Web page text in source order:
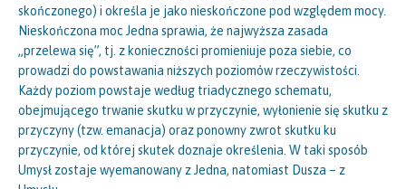
skończonego) i określa je jako nieskończone pod względem mocy.
Nieskończona moc Jedna sprawia, że najwyższa zasada
„przelewa się”, tj. z konieczności promieniuje poza siebie, co
prowadzi do powstawania niższych poziomów rzeczywistości.
Każdy poziom powstaje według triadycznego schematu,
obejmującego trwanie skutku w przyczynie, wyłonienie się skutku z
przyczyny (tzw. emanacja) oraz ponowny zwrot skutku ku
przyczynie, od której skutek doznaje określenia. W taki sposób
Umysł zostaje wyemanowany z Jedna, natomiast Dusza – z